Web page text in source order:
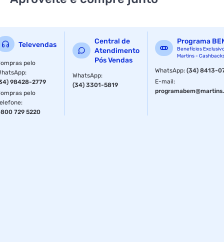
Televendas
pelo
:
98428-2779
pelo
:
729 5220
Central de
Atendimento
Pós Vendas
WhatsApp:
(34) 3301-5819
Programa
Benefícios
Martins -
WhatsApp:(34) 8413-
E-mail: